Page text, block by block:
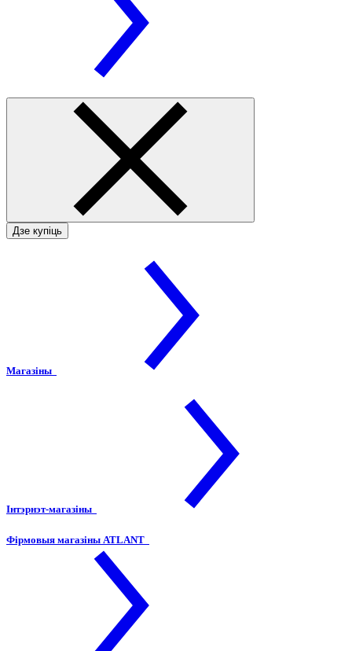
Дзе купіць
Магазіны
Інтэрнэт-магазіны
Фірмовыя магазіны ATLANT